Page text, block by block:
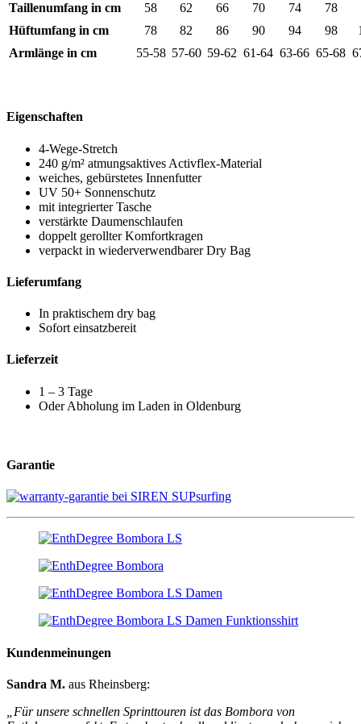
Taillenumfang in cm
58 62 66 70 74 78
Hüftumfang in cm
78 82 86 90 94 98
Armlänge in cm
55-58 57-60 59-62 61-64 63-66 65-68
Eigenschaften
4-Wege-Stretch
240 g/m² atmungsaktives Activflex-Material
weiches, gebürstetes Innenfutter
UV 50+ Sonnenschutz
mit integrierter Tasche
verstärkte Daumenschlaufen
doppelt gerollter Komfortkragen
verpackt in wiederverwendbarer Dry Bag
Lieferumfang
In praktischem dry bag
Sofort einsatzbereit
Lieferzeit
1 – 3 Tage
Oder Abholung im Laden in Oldenburg
Garantie
Kundenmeinungen
Sandra M. aus Rheinsberg:
„Für unsere schnellen Sprinttouren ist das Bombora von